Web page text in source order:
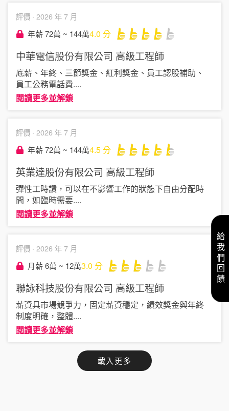
評價 · 2026 年 7 月
年薪 72萬 ~ 144萬4.0 分
中華電信股份有限公司 高級工程師
底薪、年終、三節獎金、紅利獎金、員工認股補助、
員工公務電話費....
閱讀更多並解鎖
評價 · 2026 年 7 月
年薪 72萬 ~ 144萬4.5分
英業達股份有限公司 高級工程師
彈性工時讚，可以在不影響工作的狀態下自由分配時
間，如臨時需要....
閱讀更多並解鎖
評價 · 2026 年 7 月
月薪 6萬 ~ 12萬3.0 分
聯詠科技股份有限公司 高級工程師
薪資具市場競爭力，固定薪資穩定，績效獎金與年終
制度明確，整體....
閱讀更多並解鎖
載入更多
給我們回饋